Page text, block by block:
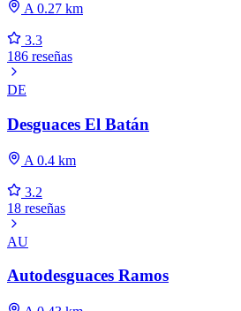
A 0.27 km
3.3
186 reseñas
DE
Desguaces El Batán
A 0.4 km
3.2
18 reseñas
AU
Autodesguaces Ramos